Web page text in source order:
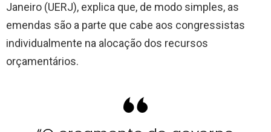
Janeiro (UERJ), explica que, de modo simples, as
emendas são a parte que cabe aos congressistas
individualmente na alocação dos recursos
orçamentários.